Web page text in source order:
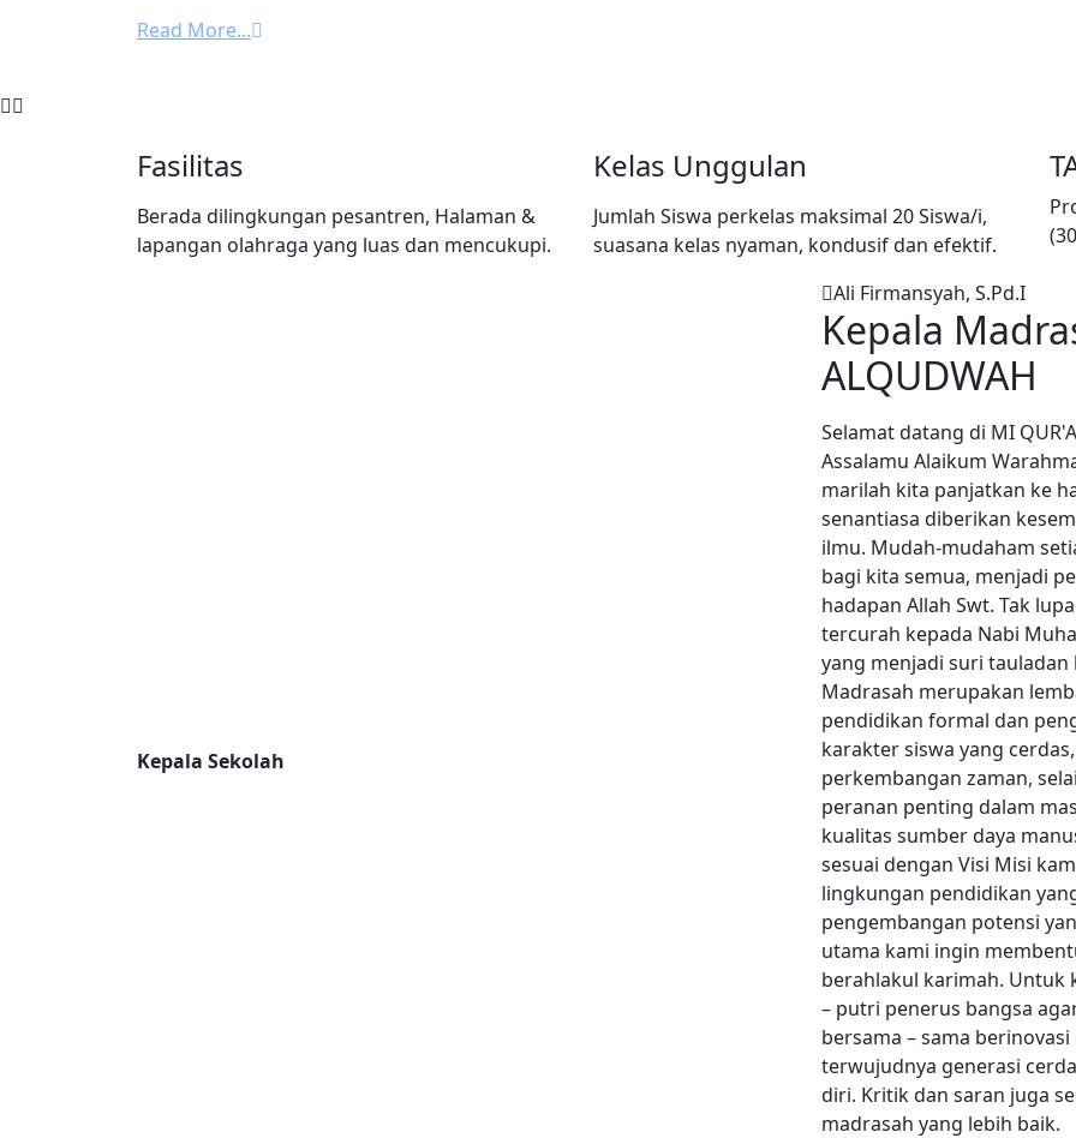
Read More...
Fasilitas
Berada dilingkungan pesantren, Halaman &
lapangan olahraga yang luas dan mencukupi.
Kelas Unggulan
Jumlah Siswa perkelas maksimal 20 Siswa/i,
suasana kelas nyaman, kondusif dan efektif.
Kepala Sekolah
Ali Firmansyah, S.Pd.I
Kepala
ALQUDWAH
Selamat datang di MI
Assalamu Alaikum
marilah kita panjatkan ke
senantiasa diberikan
ilmu. Mudah-mudaham
bagi kita semua, menjadi
hadapan Allah Swt. Tak
tercurah kepada Nabi
yang menjadi suri
Madrasah merupakan
pendidikan formal dan
karakter siswa yang
perkembangan zaman,
peranan penting dalam
kualitas sumber daya
sesuai dengan Visi Misi
lingkungan pendidikan
pengembangan potensi
utama kami ingin
berahlakul karimah. Untuk
– putri penerus bangsa
bersama – sama
terwujudnya generasi
diri. Kritik dan saran juga
madrasah yang lebih baik.